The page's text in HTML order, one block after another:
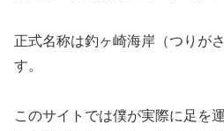
正式名称は釣ヶ崎海岸（つりが
す。
このサイトでは僕が実際に足を